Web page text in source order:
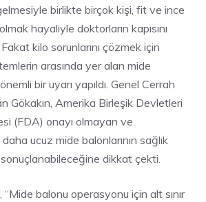
birlikte birçok kişi, fit ve ince
hayaliyle doktorların kapısını
kilo sorunlarını çözmek için
arasında yer alan mide
bir uyarı yapıldı. Genel Cerrah
Gökakın, Amerika Birleşik Devletleri
(FDA) onayı olmayan ve
ucuz mide balonlarının sağlık
sonuçlanabileceğine dikkat çekti.
“Mide balonu operasyonu için alt sınır